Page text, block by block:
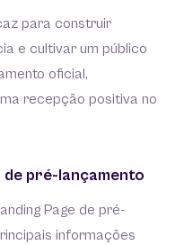
para construir
e cultivar um público
oficial,
recepção positiva no
de pré-lançamento
Page de pré-
informações